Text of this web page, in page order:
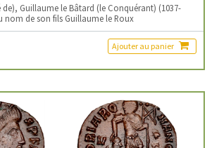
Guillaume le Bâtard (le Conquérant) (1037-
nom de son fils Guillaume le Roux
Ajouter au panier